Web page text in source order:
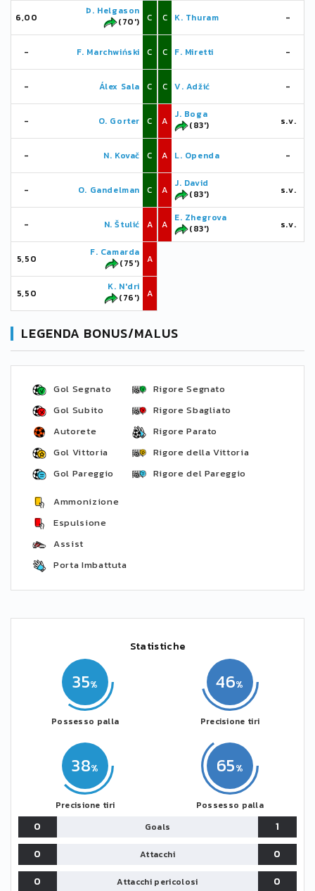
6,00
Þ. Helgason
(70')
C
- F. Marchwiński C
- Álex Sala C
- O. Gorter C
- N. Kovač C
- O. Gandelman C
- N. Štulić A
5,50
F. Camarda
(75')
A
5,50
K. N'dri
(76')
A
C K. Thuram -
C F. Miretti -
C V. Adžić -
A
J. Boga
(83')
s.v.
A L. Openda -
A
J. David
(83')
s.v.
A
E. Zhegrova
(83')
s.v.
LEGENDA BONUS/MALUS
Gol Segnato
Gol Subito
Autorete
Gol Vittoria
Gol Pareggio
Rigore Segnato
Rigore Sbagliato
Rigore Parato
Rigore della Vittoria
Rigore del Pareggio
Ammonizione
Espulsione
Assist
Porta Imbattuta
Statistiche
35
Possesso palla
38
Precisione tiri
65
Possesso palla
46
Precisione tiri
0 Goals
1
0
Attacchi
0
0
Attacchi pericolosi 0